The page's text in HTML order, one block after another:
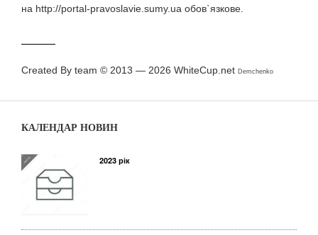
на http://portal-pravoslavie.sumy.ua обов`язкове.
Created By team © 2013 — 2026 WhiteCup.net Demchenko
КАЛЕНДАР НОВИН
2023 рік